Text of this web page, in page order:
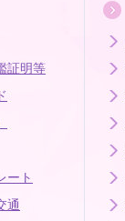
証明等
ート
通